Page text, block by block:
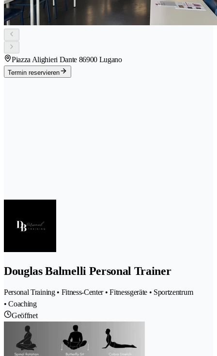
Piazza Alighieri Dante 86900 Lugano
Termin reservieren
Douglas Balmelli Personal Trainer
Personal Training • Fitness-Center • Fitnessgeräte • Sportzentrum
• Coaching
Geöffnet